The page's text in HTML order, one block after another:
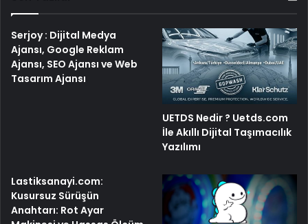
Serjoy : Dijital Medya
Ajansı, Google Reklam
Ajansı, SEO Ajansı ve Web
Tasarım Ajansı
UETDS Nedir ? Uetds.com
İle Akıllı Dijital Taşımacılık
Yazılımı
Lastiksanayi.com:
Kusursuz Sürüşün
Anahtarı: Rot Ayar